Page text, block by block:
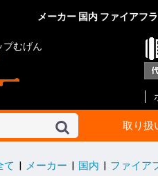
メーカー 国内 ファイアフ
プむげん
取り扱
て | メーカー | 国内 | ファイア